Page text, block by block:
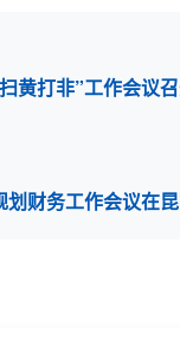
黄打非”工作会议
划财务工作会议在